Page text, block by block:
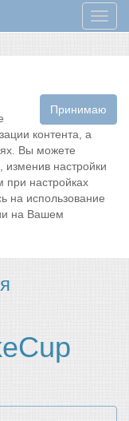
Меню
Принимаю
контента, а
Вы можете
изменив настройки
при настройках
на использование
на Вашем